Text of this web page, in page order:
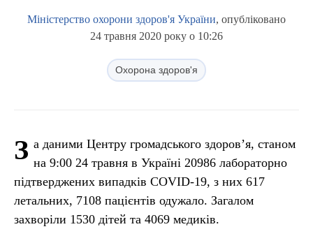
Міністерство охорони здоров'я України, опубліковано
24 травня 2020 року о 10:26
Охорона здоров'я
З а даними Центру громадського здоров’я, станом
на 9:00 24 травня в Україні 20986 лабораторно
підтверджених випадків COVID-19, з них 617
летальних, 7108 пацієнтів одужало. Загалом
захворіли 1530 дітей та 4069 медиків.